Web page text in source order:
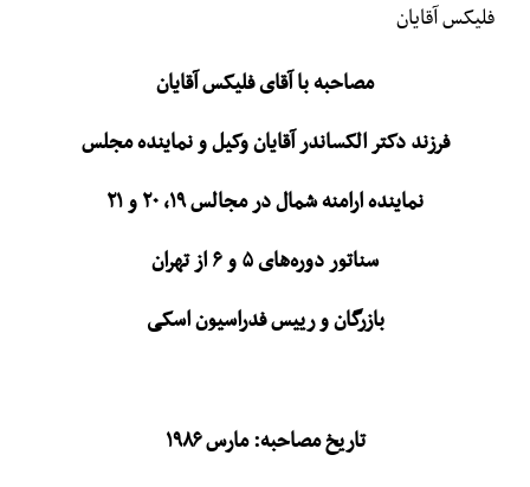
فلیکس آقایان
مصاحبه با آقای فلیکس آقایان
فرزند دکتر الکساندر آقایان وکیل و نماینده مجلس
نماینده ارامنه شمال در مجالس ۱۹، ۲۰ و ۲۱
سناتور دوره‌های ۵ و ۶ از تهران
بازرگان و رییس فدراسیون اسکی
تاریخ مصاحبه: مارس ۱۹۸۶